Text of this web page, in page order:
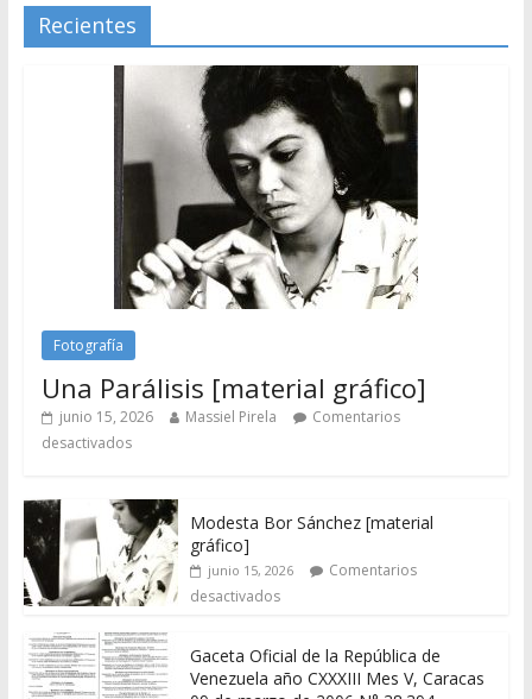
Recientes
Fotografía
Una Parálisis [material gráfico]
junio 15, 2026 Massiel Pirela
Comentarios
desactivados
Modesta Bor Sánchez [material
gráfico]
junio 15, 2026
Comentarios
desactivados
Gaceta Oficial de la República de
Venezuela año CXXXIII Mes V, Caracas